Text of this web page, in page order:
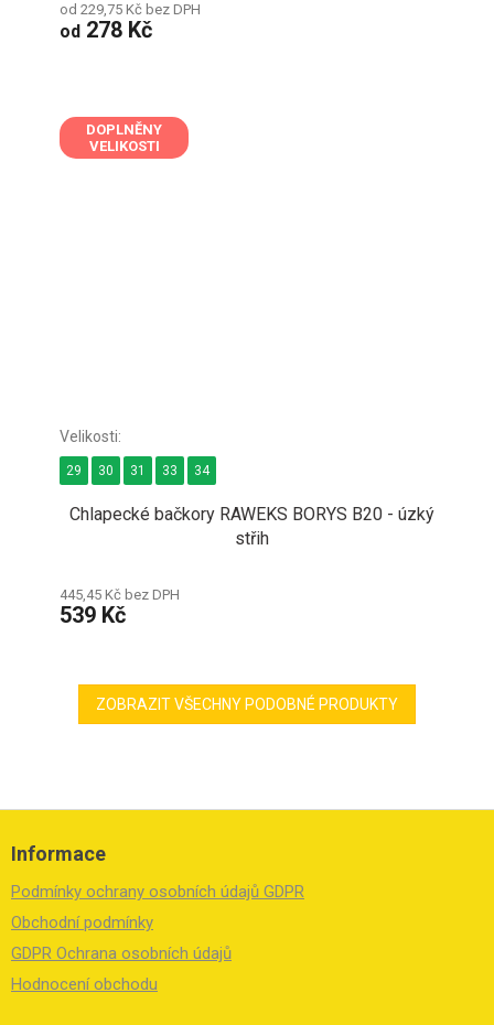
od 229,75 Kč bez DPH
od 278 Kč
DOPLNĚNY
VELIKOSTI
Chlapecké bačkory RAWEKS BORYS B20 - úzký
střih
445,45 Kč bez DPH
539 Kč
29 30 31 33 34
ZOBRAZIT VŠECHNY PODOBNÉ PRODUKTY
Z
Informace
Podmínky ochrany osobních údajů GDPR
Obchodní podmínky
GDPR Ochrana osobních údajů
Hodnocení obchodu